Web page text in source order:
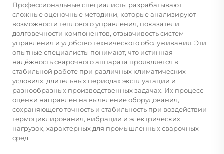
Профессиональные специалисты разрабатывают
сложные оценочные методики, которые анализируют
возможности теплового управления, показатели
долговечности компонентов, отзывчивость систем
управления и удобство технического обслуживания. Эти
опытные специалисты понимают, что истинная
надёжность сварочного аппарата проявляется в
стабильной работе при различных климатических
условиях, длительных периодах эксплуатации и
разнообразных производственных задачах. Их процесс
оценки направлен на выявление оборудования,
сохраняющего точность и стабильность при воздействии
термоциклирования, вибрации и электрических
нагрузок, характерных для промышленных сварочных
сред.